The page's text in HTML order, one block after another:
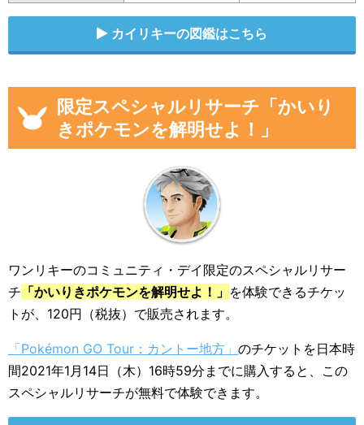
カイリキーの図鑑はこちら
限定スペシャルリサーチ「かいり
きポケモンを解明せよ！」
ワンリキーのコミュニティ・デイ限定のスペシャルリサー
チ 「かいりきポケモンを解明せよ！」 を体験できるチケッ
トが、120円（税抜）で販売されます。
「Pokémon GO Tour：カントー地方」 のチケットを日本時
間2021年1月14日（木）16時59分までに購入すると、この
スペシャルリサーチが無料で体験できます。